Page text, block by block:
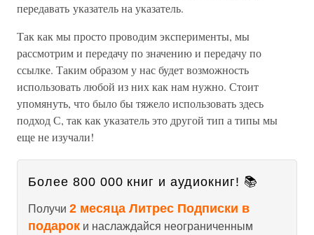
передавать указатель на указатель.
Так как мы просто проводим эксперименты, мы
рассмотрим и передачу по значению и передачу по
ссылке. Таким образом у нас будет возможность
использовать любой из них как нам нужно. Стоит
упомянуть, что было бы тяжело использовать здесь
подход С, так как указатель это другой тип а типы мы
еще не изучали!
Более 800 000 книг и аудиокниг! 📚
Получи 2 месяца Литрес Подписки в
подарок и наслаждайся неограниченным